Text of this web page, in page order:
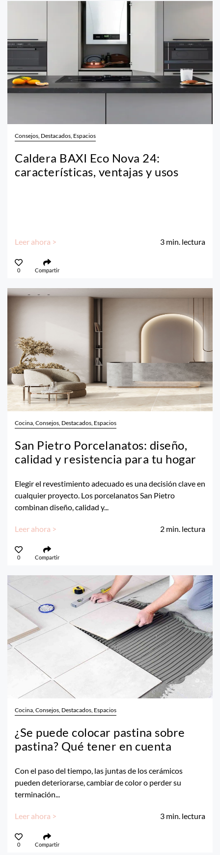
Consejos, Destacados, Espacios
Caldera BAXI Eco Nova 24:
características, ventajas y usos
Leer ahora > 3 min. lectura
0 Compartir
Cocina, Consejos, Destacados, Espacios
San Pietro Porcelanatos: diseño,
calidad y resistencia para tu hogar
Elegir el revestimiento adecuado es una decisión clave en
cualquier proyecto. Los porcelanatos San Pietro
combinan diseño, calidad y...
Leer ahora > 2 min. lectura
0 Compartir
Cocina, Consejos, Destacados, Espacios
¿Se puede colocar pastina sobre
pastina? Qué tener en cuenta
Con el paso del tiempo, las juntas de los cerámicos
pueden deteriorarse, cambiar de color o perder su
terminación...
Leer ahora > 3 min. lectura
0 Compartir